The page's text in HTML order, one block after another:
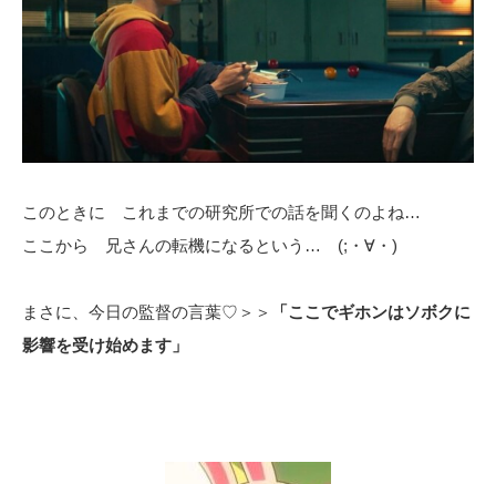
このときに これまでの研究所での話を聞くのよね…
ここから 兄さんの転機になるという… (;・∀・)
まさに、今日の監督の言葉♡＞＞
「ここでギホンはソボクに
影響を受け始めます」